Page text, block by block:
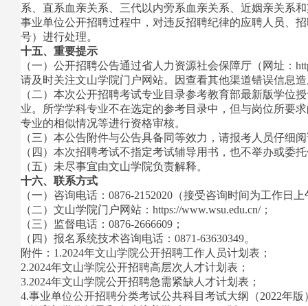
系、直系血亲关系、三代以内旁系血亲关系、近姻亲关系
事业单位公开招聘过程中，对违反招聘纪律的应聘人员、
号）进行处理。
十五、重要提示
（一）公开招聘公告通过省人力资源社会保障厅（网址：
请及时关注文山学院门户网站。因查看其他渠道错误信息
（二）本次公开招聘考试专业目录参考教育部最新版学位
业。所学学科专业不在选定的参考目录中，但与岗位所要
专业的相似情况等进行资格审核。
（三）本公告附件与公告具备同等效力，请报考人员仔细
（四）本次招聘考试不指定考试辅导用书，也不举办或委
（五）未尽事宜由文山学院负责解释。
十六、联系方式
（一）咨询电话：0876-2152020（接受咨询时间为工作日
（二）文山学院门户网站：https://www.wsu.edu.cn/；
（三）监督电话：0876-2666609；
（四）报名系统技术咨询电话：0871-63630349。
附件：1.2024年文山学院公开招聘工作人员计划表；
2.2024年文山学院公开招聘高层次人才计划表；
3.2024年文山学院公开招聘急需紧缺人才计划表；
4.事业单位公开招聘分类考试公共科目考试大纲（2022年版